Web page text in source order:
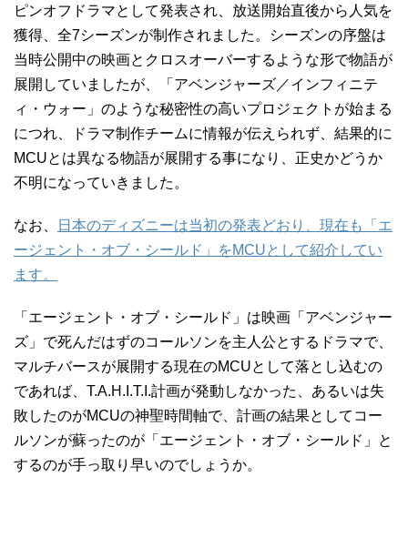
ピンオフドラマとして発表され、放送開始直後から人気を
獲得、全7シーズンが制作されました。シーズンの序盤は
当時公開中の映画とクロスオーバーするような形で物語が
展開していましたが、「アベンジャーズ／インフィニテ
ィ・ウォー」のような秘密性の高いプロジェクトが始まる
につれ、ドラマ制作チームに情報が伝えられず、結果的に
MCUとは異なる物語が展開する事になり、正史かどうか
不明になっていきました。
なお、
日本のディズニーは当初の発表どおり、現在も「エ
ージェント・オブ・シールド」をMCUとして紹介してい
ます。
「エージェント・オブ・シールド」は映画「アベンジャー
ズ」で死んだはずのコールソンを主人公とするドラマで、
マルチバースが展開する現在のMCUとして落とし込むの
であれば、T.A.H.I.T.I.計画が発動しなかった、あるいは失
敗したのがMCUの神聖時間軸で、計画の結果としてコー
ルソンが蘇ったのが「エージェント・オブ・シールド」と
するのが手っ取り早いのでしょうか。